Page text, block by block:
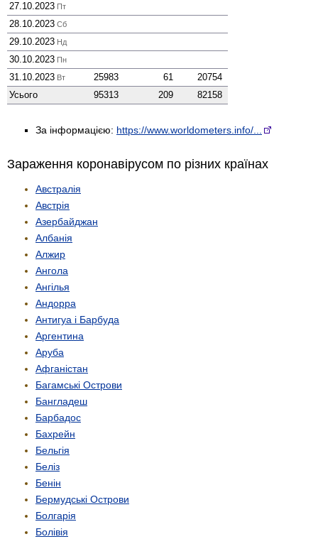
27.10.2023 Пт
28.10.2023 Сб
29.10.2023 Нд
30.10.2023 Пн
31.10.2023 Вт 25983 61
20754
Усього
95313 209 82158
За інформацією: https://www.worldometers.info/...
Зараження коронавірусом по різних країнах
Австралія
Австрія
Азербайджан
Албанія
Алжир
Ангола
Ангілья
Андорра
Антигуа і Барбуда
Аргентина
Аруба
Афганістан
Багамські Острови
Бангладеш
Барбадос
Бахрейн
Бельгія
Беліз
Бенін
Бермудські Острови
Болгарія
Болівія